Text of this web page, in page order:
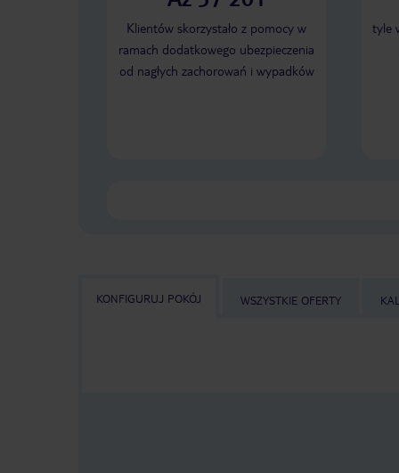
Klientów skorzystało z pomocy w
ramach dodatkowego ubezpieczenia
od nagłych zachorowań i wypadków
tyle
KONFIGURUJ POKÓJ WSZYSTKIE OFERTY